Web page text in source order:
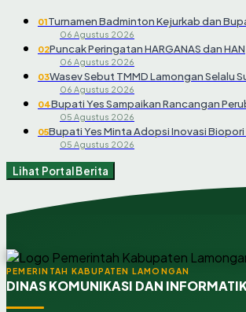
01Turnamen Badminton Kejurkab dan
06 Agustus 2026
02Puncak Peringatan HARGANAS dan
06 Agustus 2026
03Wasev Sebut TMMD Lamongan Selalu
06 Agustus 2026
04Bupati Yes Sampaikan Rancangan
05 Agustus 2026
05Bupati Yes Minta Adopsi Inovasi Biopori
05 Agustus 2026
Lihat Portal Berita
PEMERINTAH KABUPATEN LAMONGAN
DINAS KOMUNIKASI DAN